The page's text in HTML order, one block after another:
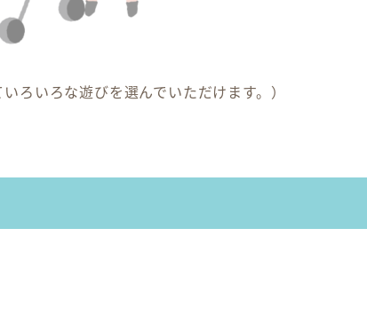
ろいろな遊びを選んでいただけます。）